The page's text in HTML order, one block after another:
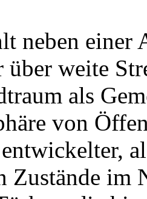
neben einer
über weite
als
von
Zustände